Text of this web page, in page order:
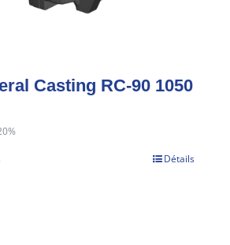
Casting RC-90 1050
Détails